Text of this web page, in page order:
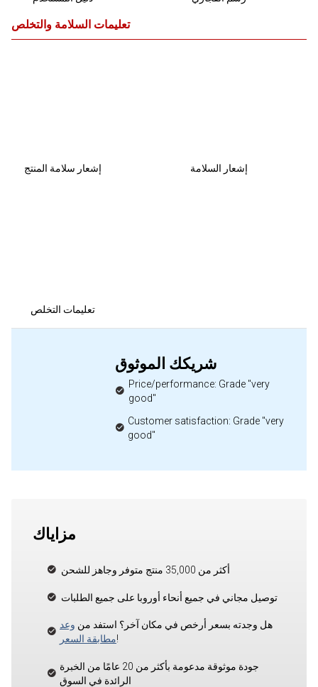
تعليمات السلامة والتخلص
إشعار سلامة المنتج إشعار السلامة
تعليمات التخلص
شريكك الموثوق
Price/performance: Grade "very
good"
Customer satisfaction: Grade "very
good"
مزاياك
أكثر من 35,000 منتج متوفر وجاهز للشحن
توصيل مجاني في جميع أنحاء أوروبا على جميع الطلبات
هل وجدته بسعر أرخص في مكان آخر؟ استفد من وعد
مطابقة السعر!
جودة موثوقة مدعومة بأكثر من 20 عامًا من الخبرة
الرائدة في السوق